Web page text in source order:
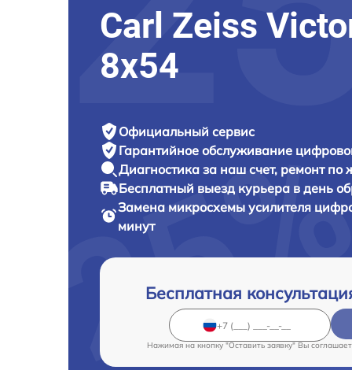
Carl Zeiss
8x54
Официальный сервис
Гарантийное обслуживание
Диагностика за наш счет, ремонт по
Бесплатный выезд курьера в день
Замена микросхемы усилителя
минут
Бесплатная
Нажимая на кнопку "Оставить заявку" Вы